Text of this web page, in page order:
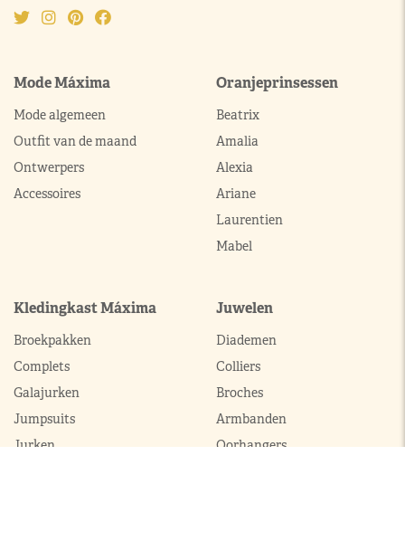
Mode Máxima
Mode algemeen
Outfit van de maand
Ontwerpers
Accessoires
Oranjeprinsessen
Beatrix
Amalia
Alexia
Ariane
Laurentien
Mabel
Kledingkast Máxima
Broekpakken
Complets
Galajurken
Jumpsuits
Jurken
Juwelen
Diademen
Colliers
Broches
Armbanden
Oorhangers